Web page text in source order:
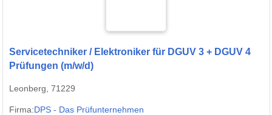
Servicetechniker / Elektroniker für DGUV 3 + DGUV 4
Prüfungen (m/w/d)
Leonberg, 71229
Firma:DPS - Das Prüfunternehmen